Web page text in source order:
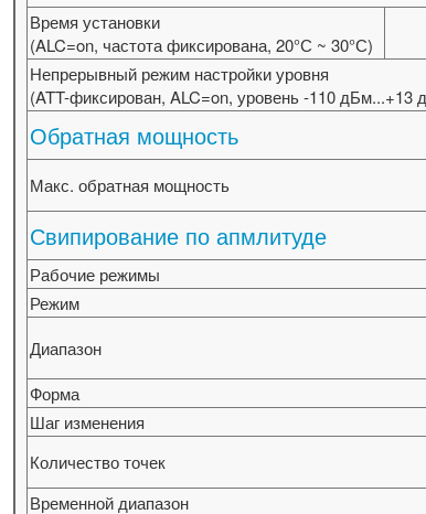
Время установки
(ALC=on, частота фиксирована, 20°С ~ 30°С)
Непрерывный режим настройки уровня
(ATT-фиксирован, ALC=on, уровень -110 дБм...+13
Обратная мощность
Макс. обратная мощность
Свипирование по апмлитуде
Рабочие режимы
Режим
Диапазон
Форма
Шаг изменения
Количество точек
Временной диапазон